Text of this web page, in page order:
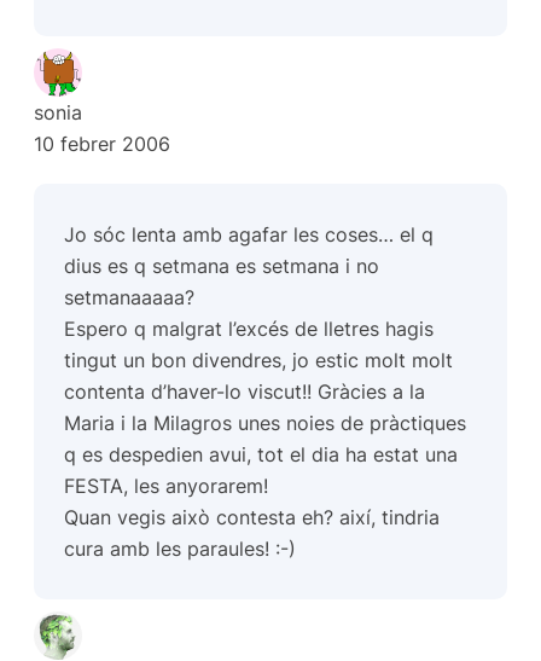
sonia
10 febrer 2006
Jo sóc lenta amb agafar les coses… el q
dius es q setmana es setmana i no
setmanaaaaa?
Espero q malgrat l’excés de lletres hagis
tingut un bon divendres, jo estic molt molt
contenta d’haver-lo viscut!! Gràcies a la
Maria i la Milagros unes noies de pràctiques
q es despedien avui, tot el dia ha estat una
FESTA, les anyorarem!
Quan vegis això contesta eh? així, tindria
cura amb les paraules! :-)